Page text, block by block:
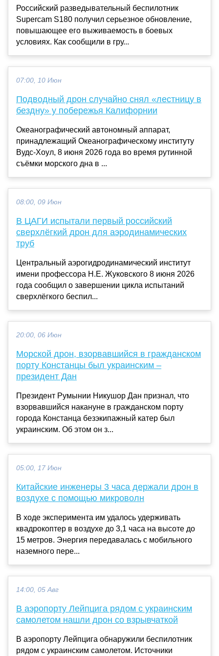
Российский разведывательный беспилотник
Supercam S180 получил серьезное обновление,
повышающее его выживаемость в боевых
условиях. Как сообщили в гру...
07:00, 10 Июн
Подводный дрон случайно снял «лестницу в
бездну» у побережья Калифорнии
Океанографический автономный аппарат,
принадлежащий Океанографическому институту
Вудс-Хоул, 8 июня 2026 года во время рутинной
съёмки морского дна в ...
08:00, 09 Июн
В ЦАГИ испытали первый российский
сверхлёгкий дрон для аэродинамических
труб
Центральный аэрогидродинамический институт
имени профессора Н.Е. Жуковского 8 июня 2026
года сообщил о завершении цикла испытаний
сверхлёгкого беспил...
20:00, 06 Июн
Морской дрон, взорвавшийся в гражданском
порту Констанцы был украинским –
президент Дан
Президент Румынии Никушор Дан признал, что
взорвавшийся накануне в гражданском порту
города Констанца безэкипажный катер был
украинским. Об этом он з...
05:00, 17 Июн
Китайские инженеры 3 часа держали дрон в
воздухе с помощью микроволн
В ходе эксперимента им удалось удерживать
квадрокоптер в воздухе до 3,1 часа на высоте до
15 метров. Энергия передавалась с мобильного
наземного пере...
14:00, 05 Авг
В аэропорту Лейпцига рядом с украинским
самолетом нашли дрон со взрывчаткой
В аэропорту Лейпцига обнаружили беспилотник
рядом с украинским самолетом. Источники